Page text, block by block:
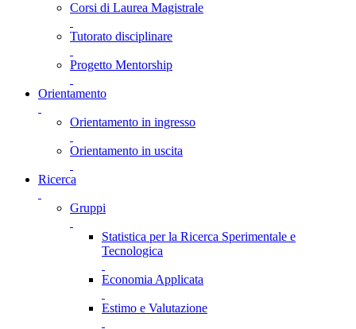
Corsi di Laurea Magistrale
Tutorato disciplinare
Progetto Mentorship
Orientamento
Orientamento in ingresso
Orientamento in uscita
Ricerca
Gruppi
Statistica per la Ricerca Sperimentale e
Tecnologica
Economia Applicata
Estimo e Valutazione